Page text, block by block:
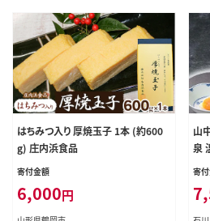
はちみつ入り 厚焼玉子 1本 (約600
g) 庄内浜食品
寄付金額
6,000円
山
泉
け
線
寄